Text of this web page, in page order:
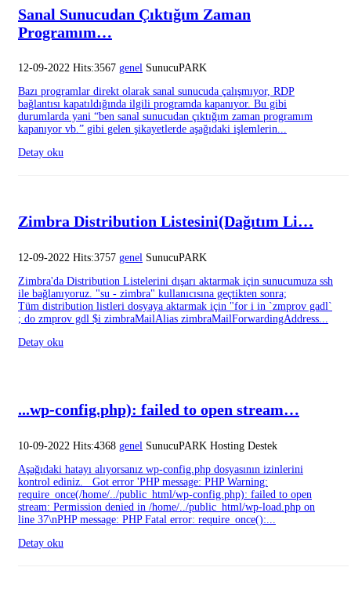
Sanal Sunucudan Çıktığım Zaman
Programım…
12-09-2022 Hits:3567 genel SunucuPARK
Bazı programlar direkt olarak sanal sunucuda çalışmıyor, RDP
bağlantısı kapatıldığında ilgili programda kapanıyor. Bu gibi
durumlarda yani “ben sanal sunucudan çıktığım zaman programım
kapanıyor vb.” gibi gelen şikayetlerde aşağıdaki işlemlerin...
Detay oku
Zimbra Distribution Listesini(Dağıtım Li…
12-09-2022 Hits:3757 genel SunucuPARK
Zimbra'da Distribution Listelerini dışarı aktarmak için sunucumuza ssh
ile bağlanıyoruz. "su - zimbra" kullanıcısına geçtikten sonra;
Tüm distribution listleri dosyaya aktarmak için "for i in `zmprov gadl`
; do zmprov gdl $i zimbraMailAlias zimbraMailForwardingAddress...
Detay oku
...wp-config.php): failed to open stream…
10-09-2022 Hits:4368 genel SunucuPARK Hosting Destek
Aşağıdaki hatayı alıyorsanız wp-config.php dosyasının izinlerini
kontrol ediniz. Got error 'PHP message: PHP Warning:
require_once(/home/../public_html/wp-config.php): failed to open
stream: Permission denied in /home/../public_html/wp-load.php on
line 37\nPHP message: PHP Fatal error: require_once():...
Detay oku